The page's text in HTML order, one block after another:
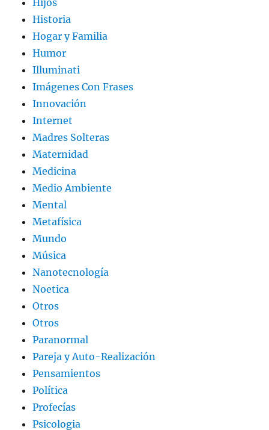
Hijos
Historia
Hogar y Familia
Humor
Illuminati
Imágenes Con Frases
Innovación
Internet
Madres Solteras
Maternidad
Medicina
Medio Ambiente
Mental
Metafísica
Mundo
Música
Nanotecnología
Noetica
Otros
Otros
Paranormal
Pareja y Auto-Realización
Pensamientos
Política
Profecías
Psicologia